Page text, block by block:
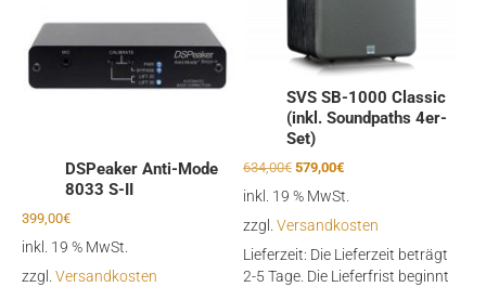
DSPeaker Anti-Mode
8033 S-II
399,00€
inkl. 19 % MwSt.
zzgl. Versandkosten
SVS SB-1000 Classic
(inkl. Soundpaths 4er-
Set)
634,00€ Ursprünglicher
Preis
634,00€
579,00€Aktueller
579,00€.
inkl. 19 % MwSt.
zzgl. Versandkosten
Lieferzeit: Die Lieferzeit beträgt
2-5 Tage. Die Lieferfrist beginnt